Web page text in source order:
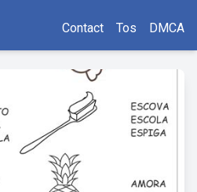
Contact Tos DMCA